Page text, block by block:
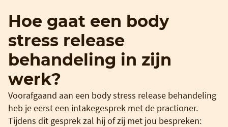
Hoe gaat een body
stress release
behandeling in zijn
werk?
Voorafgaand aan een body stress release behandeling
heb je eerst een intakegesprek met de practioner.
Tijdens dit gesprek zal hij of zij met jou bespreken: